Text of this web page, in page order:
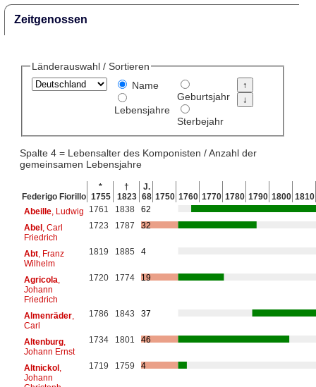
Zeitgenossen
Länderauswahl / Sortieren
Name
Lebensjahre
Geburtsjahr
Sterbejahr
Spalte 4 = Lebensalter des Komponisten / Anzahl der
gemeinsamen Lebensjahre
Federigo Fiorillo
*
1755
†
1823
J.
68 1750 1760 1770 1780 1790 1800 1810
Abeille, Ludwig 1761 1838
62
Abel, Carl
Friedrich
1723 1787 32
Abt, Franz
Wilhelm
1819 1885 4
Agricola
Johann
Friedrich
1720 1774 19
Almenräder,
Carl
1786 1843 37
Altenburg,
Johann Ernst
1734 1801 46
Altnickol,
Johann
1719 1759 4